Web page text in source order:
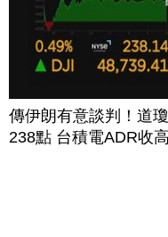
傳伊朗有意談判！道
238點 台積電ADR收高